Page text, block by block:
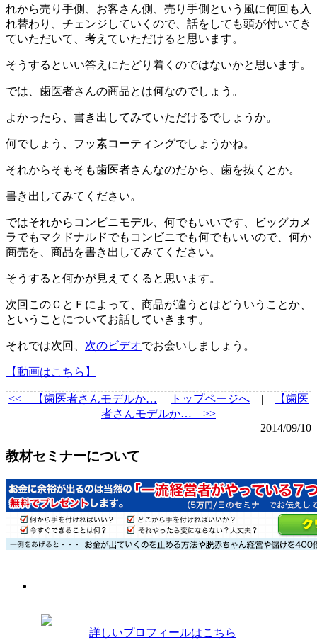
れから売り手側、お客さん側、売り手側という風に何回も入
れ替わり、チェンジしていくので、話をしても頭が付いてき
ていただいて、考えていただけると思います。
そうするといい答えにたどり着くのではないかと思います。
では、歯医者さんの商品とは何なのでしょう。
よかったら、書き出してみていただけるでしょうか。
何でしょう、フッ素コーティングでしょうかね。
それからそもそも歯医者さんなのだから、歯を抜くとか。
書き出してみてください。
ではそれからコンビニモデル、何でもいいです、ビッグカメ
ラでもマクドナルドでもコンビニでも何でもいいので、何か
商売を、商品を書き出してみてください。
そうすると何かが見えてくると思います。
次回このＣとＦによって、商品が違うとはどういうことか、
ということについてお話していきます。
それでは次回、 次のビデオでお会いしましょう。
【動画はこちら】
<< 【歯医者さんモデルか…| トップページへ |
【歯医
者さんモデルか… >>
2014/09/10
教材セミナーについて
詳しいプロフィールはこちら